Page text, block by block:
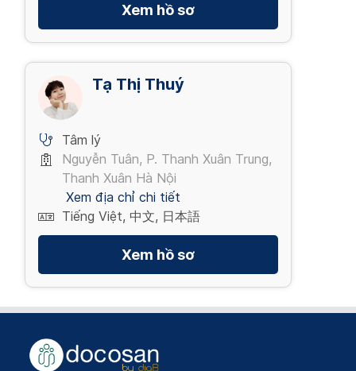
Xem hồ sơ
Tạ Thị Thuý
Tâm lý
Nguyễn Tuân, P. Thanh Xuân Trung,
Thanh Xuân Hà Nội
Xem địa chỉ chi tiết
Tiếng Việt, 中文, 日本語
Xem hồ sơ